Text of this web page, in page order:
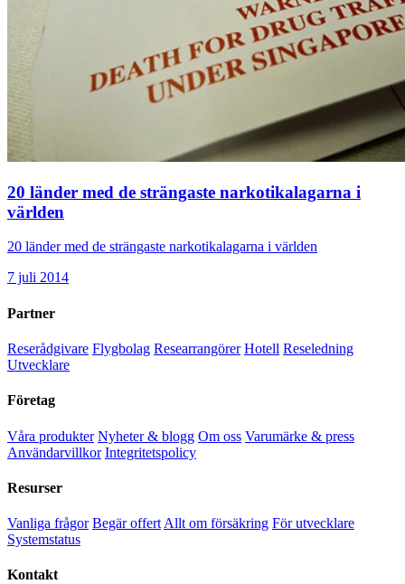
20 länder med de strängaste narkotikalagarna i
världen
20 länder med de strängaste narkotikalagarna i världen
7 juli 2014
Partner
Reserådgivare Flygbolag Researrangörer Hotell Reseledning
Utvecklare
Företag
Våra produkter Nyheter & blogg Om oss Varumärke & press
Användarvillkor Integritetspolicy
Resurser
Vanliga frågor Begär offert Allt om försäkring För utvecklare
Systemstatus
Kontakt